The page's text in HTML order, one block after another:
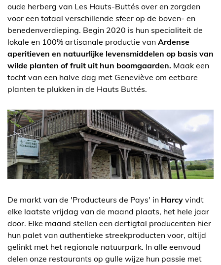
oude herberg van Les Hauts-Buttés over en zorgden
voor een totaal verschillende sfeer op de boven- en
benedenverdieping. Begin 2020 is hun specialiteit de
lokale en 100% artisanale productie van Ardense
aperitieven en natuurlijke levensmiddelen op basis van
wilde planten of fruit uit hun boomgaarden. Maak een
tocht van een halve dag met Geneviève om eetbare
planten te plukken in de Hauts Buttés.
De markt van de 'Producteurs de Pays' in Harcy vindt
elke laatste vrijdag van de maand plaats, het hele jaar
door. Elke maand stellen een dertigtal producenten hier
hun palet van authentieke streekproducten voor, altijd
gelinkt met het regionale natuurpark. In alle eenvoud
delen onze restaurants op gulle wijze hun passie met